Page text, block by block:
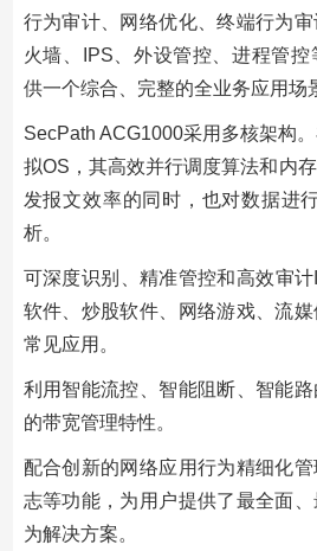
行为审计、网络优化、终端行为
火墙、IPS、外设管控、进程管
供一个综合、完整的全业务应用场
SecPath ACG1000采用多核架构
拟OS，其高效并行调度算法和内
发报文效率的同时，也对数据进
析。
可深度识别、精准管控和高效审
软件、炒股软件、网络游戏、流
常见应用。
利用智能流控、智能阻断、智能
的带宽管理特性。
配合创新的网络应用行为精细化
志等功能，为用户提供了最全面
为解决方案。